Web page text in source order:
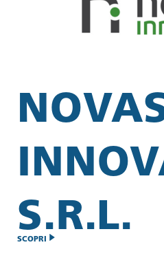
S.R.L.
SCOPRI